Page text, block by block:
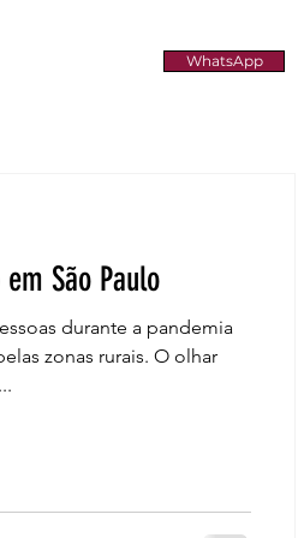
WhatsApp
São Paulo
durante a pandemia
zonas rurais. O olhar